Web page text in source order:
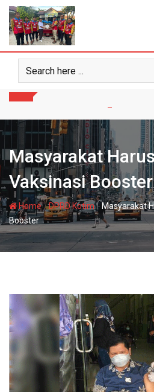
Skip
content
Masyarakat
Vaksinasi Booster
Home-DPRD Kotim-Masyarakat
Booster